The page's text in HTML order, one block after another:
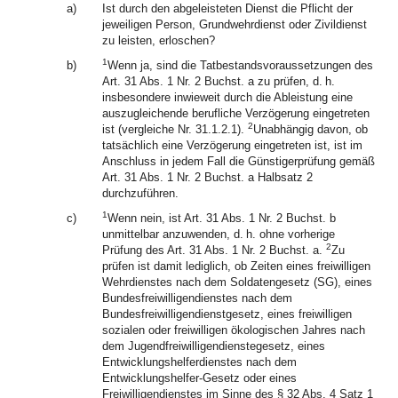
a)
Ist durch den abgeleisteten Dienst die Pflicht der
jeweiligen Person, Grundwehrdienst oder Zivildienst
zu leisten, erloschen?
b)
1Wenn ja, sind die Tatbestandsvoraussetzungen des
Art. 31 Abs. 1 Nr. 2 Buchst. a zu prüfen, d. h.
insbesondere inwieweit durch die Ableistung eine
auszugleichende berufliche Verzögerung eingetreten
ist (vergleiche Nr. 31.1.2.1). 2Unabhängig davon, ob
tatsächlich eine Verzögerung eingetreten ist, ist im
Anschluss in jedem Fall die Günstigerprüfung gemäß
Art. 31 Abs. 1 Nr. 2 Buchst. a Halbsatz 2
durchzuführen.
c)
1Wenn nein, ist Art. 31 Abs. 1 Nr. 2 Buchst. b
unmittelbar anzuwenden, d. h. ohne vorherige
Prüfung des Art. 31 Abs. 1 Nr. 2 Buchst. a. 2Zu
prüfen ist damit lediglich, ob Zeiten eines freiwilligen
Wehrdienstes nach dem Soldatengesetz (SG), eines
Bundesfreiwilligendienstes nach dem
Bundesfreiwilligendienstgesetz, eines freiwilligen
sozialen oder freiwilligen ökologischen Jahres nach
dem Jugendfreiwilligendienstegesetz, eines
Entwicklungshelferdienstes nach dem
Entwicklungshelfer-Gesetz oder eines
Freiwilligendienstes im Sinne des § 32 Abs. 4 Satz 1